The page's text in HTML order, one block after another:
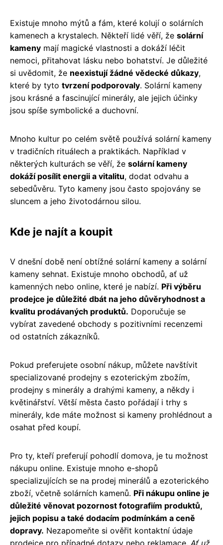
Existuje mnoho mýtů a fám, které kolují o solárních
kamenech a krystalech. Někteří lidé věří, že solární
kameny mají magické vlastnosti a dokáží léčit
nemoci, přitahovat lásku nebo bohatství. Je důležité
si uvědomit, že neexistují žádné vědecké důkazy,
které by tyto tvrzení podporovaly. Solární kameny
jsou krásné a fascinující minerály, ale jejich účinky
jsou spíše symbolické a duchovní.
Mnoho kultur po celém světě používá solární kameny
v tradičních rituálech a praktikách. Například v
některých kulturách se věří, že solární kameny
dokáží posílit energii a vitalitu, dodat odvahu a
sebedůvěru. Tyto kameny jsou často spojovány se
sluncem a jeho životodárnou silou.
Kde je najít a koupit
V dnešní době není obtížné solární kameny a solární
kameny sehnat. Existuje mnoho obchodů, ať už
kamenných nebo online, které je nabízí. Při výběru
prodejce je důležité dbát na jeho důvěryhodnost a
kvalitu prodávaných produktů. Doporučuje se
vybírat zavedené obchody s pozitivními recenzemi
od ostatních zákazníků.
Pokud preferujete osobní nákup, můžete navštívit
specializované prodejny s ezoterickým zbožím,
prodejny s minerály a drahými kameny, a někdy i
květinářství. Větší města často pořádají i trhy s
minerály, kde máte možnost si kameny prohlédnout a
osahat před koupí.
Pro ty, kteří preferují pohodlí domova, je tu možnost
nákupu online. Existuje mnoho e-shopů
specializujících se na prodej minerálů a ezoterického
zboží, včetně solárních kamenů. Při nákupu online je
důležité věnovat pozornost fotografiím produktů,
jejich popisu a také dodacím podmínkám a ceně
dopravy. Nezapomeňte si ověřit kontaktní údaje
prodejce pro případné dotazy nebo reklamace. Ať už